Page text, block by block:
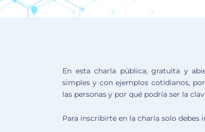
En esta charla pública, gratuita y
simples y con ejemplos cotidianos,
las personas y por qué podría ser la
Para inscribirte en la charla solo